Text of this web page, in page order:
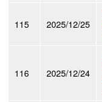
115 2025/12/25
116 2025/12/24